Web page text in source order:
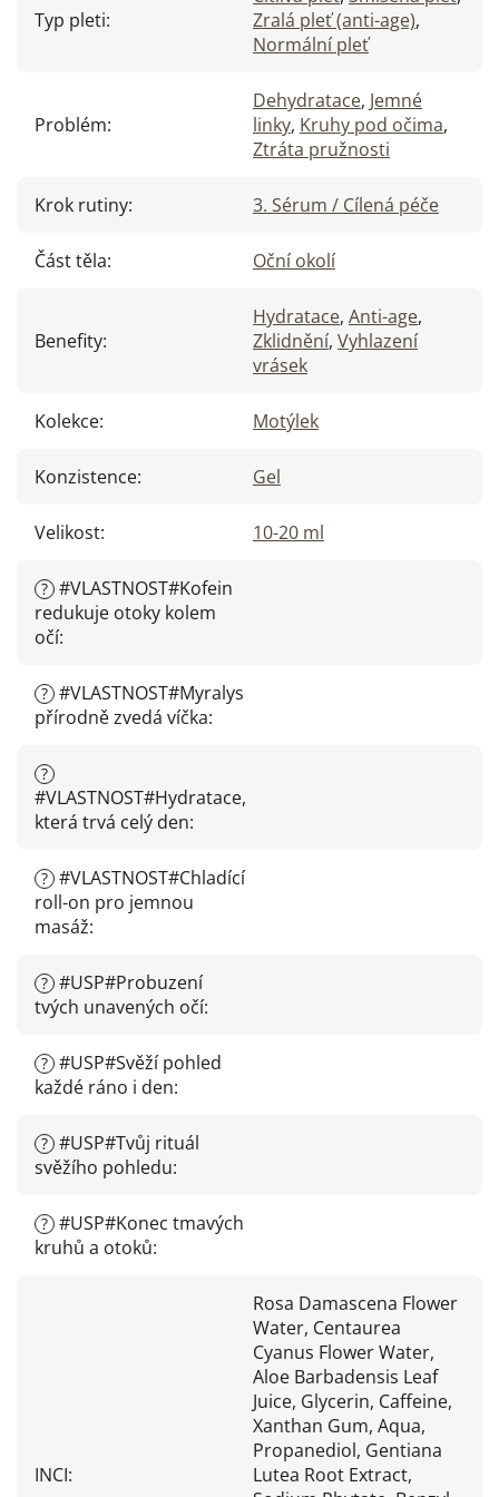
Typ pleti:
Zralá pleť (anti-age),
Normální pleť
Problém:
Dehydratace, Jemné
linky, Kruhy pod očima,
Ztráta pružnosti
Krok rutiny: 3. Sérum / Cílená péče
Část těla: Oční okolí
Benefity:
Hydratace, Anti-age,
Zklidnění, Vyhlazení
vrásek
Kolekce: Motýlek
Konzistence: Gel
Velikost: 10-20 ml
? #VLASTNOST#Kofein
redukuje otoky kolem
očí:
? #VLASTNOST#Myralys
přírodně zvedá víčka:
?
#VLASTNOST#Hydratace,
která trvá celý den:
? #VLASTNOST#Chladící
roll-on pro jemnou
masáž:
? #USP#Probuzení
tvých unavených očí:
? #USP#Svěží pohled
každé ráno i den:
? #USP#Tvůj rituál
svěžího pohledu:
? #USP#Konec tmavých
kruhů a otoků:
INCI:
Rosa Damascena Flower
Water, Centaurea
Cyanus Flower Water,
Aloe Barbadensis Leaf
Juice, Glycerin, Caffeine,
Xanthan Gum, Aqua,
Propanediol, Gentiana
Lutea Root Extract,